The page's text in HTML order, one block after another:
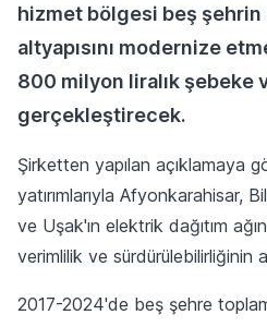
hizmet bölgesi beş şehrin
altyapısını modernize
800 milyon liralık şebeke
gerçekleştirecek.
Şirketten yapılan açıklamaya
yatırımlarıyla Afyonkarahisar,
ve Uşak'ın elektrik dağıtım
verimlilik ve sürdürülebilirliğinin
2017-2024'de beş şehre